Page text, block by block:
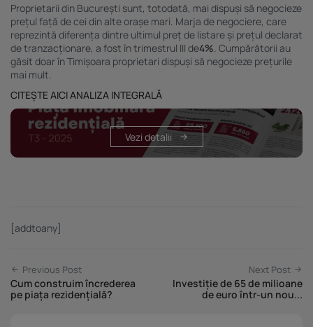
Proprietarii din București sunt, totodată, mai dispuși să negocieze
prețul față de cei din alte orașe mari. Marja de negociere, care
reprezintă diferența dintre ultimul preț de listare și prețul declarat
de tranzacționare, a fost în trimestrul III de4%. Cumpărătorii au
găsit doar în Timișoara proprietari dispuși să negocieze prețurile
mai mult.
CITEȘTE AICI ANALIZA INTEGRALĂ
Vezi detalii
[addtoany]
Previous Post
Cum construim încrederea
pe piața rezidențială?
Next Post
Investiție de 65 de milioane
de euro într-un nou...